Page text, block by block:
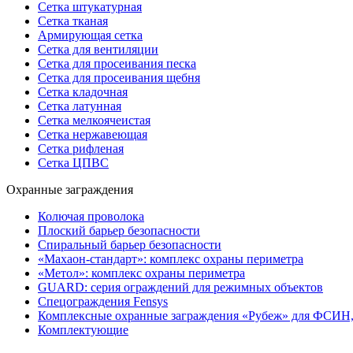
Сетка штукатурная
Сетка тканая
Армирующая сетка
Сетка для вентиляции
Сетка для просеивания песка
Сетка для просеивания щебня
Сетка кладочная
Сетка латунная
Сетка мелкоячеистая
Сетка нержавеющая
Сетка рифленая
Сетка ЦПВС
Охранные заграждения
Колючая проволока
Плоский барьер безопасности
Спиральный барьер безопасности
«Махаон-стандарт»: комплекс охраны периметра
«Метол»: комплекс охраны периметра
GUARD: серия ограждений для режимных объектов
Спецограждения Fensys
Комплексные охранные заграждения «Рубеж» для
Комплектующие